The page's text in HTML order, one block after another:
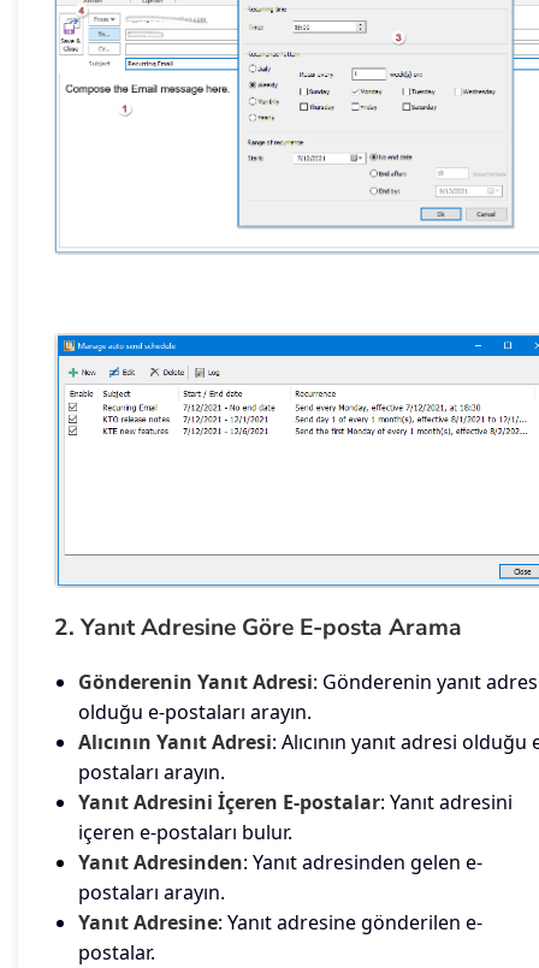
2. Yanıt Adresine Göre E-posta Arama
Gönderenin Yanıt Adresi: Gönderenin yanıt
olduğu e-postaları arayın.
Alıcının Yanıt Adresi: Alıcının yanıt adresi olduğu
postaları arayın.
Yanıt Adresini İçeren E-postalar: Yanıt adresini
içeren e-postaları bulur.
Yanıt Adresinden: Yanıt adresinden gelen e-
postaları arayın.
Yanıt Adresine: Yanıt adresine gönderilen e-
postalar.